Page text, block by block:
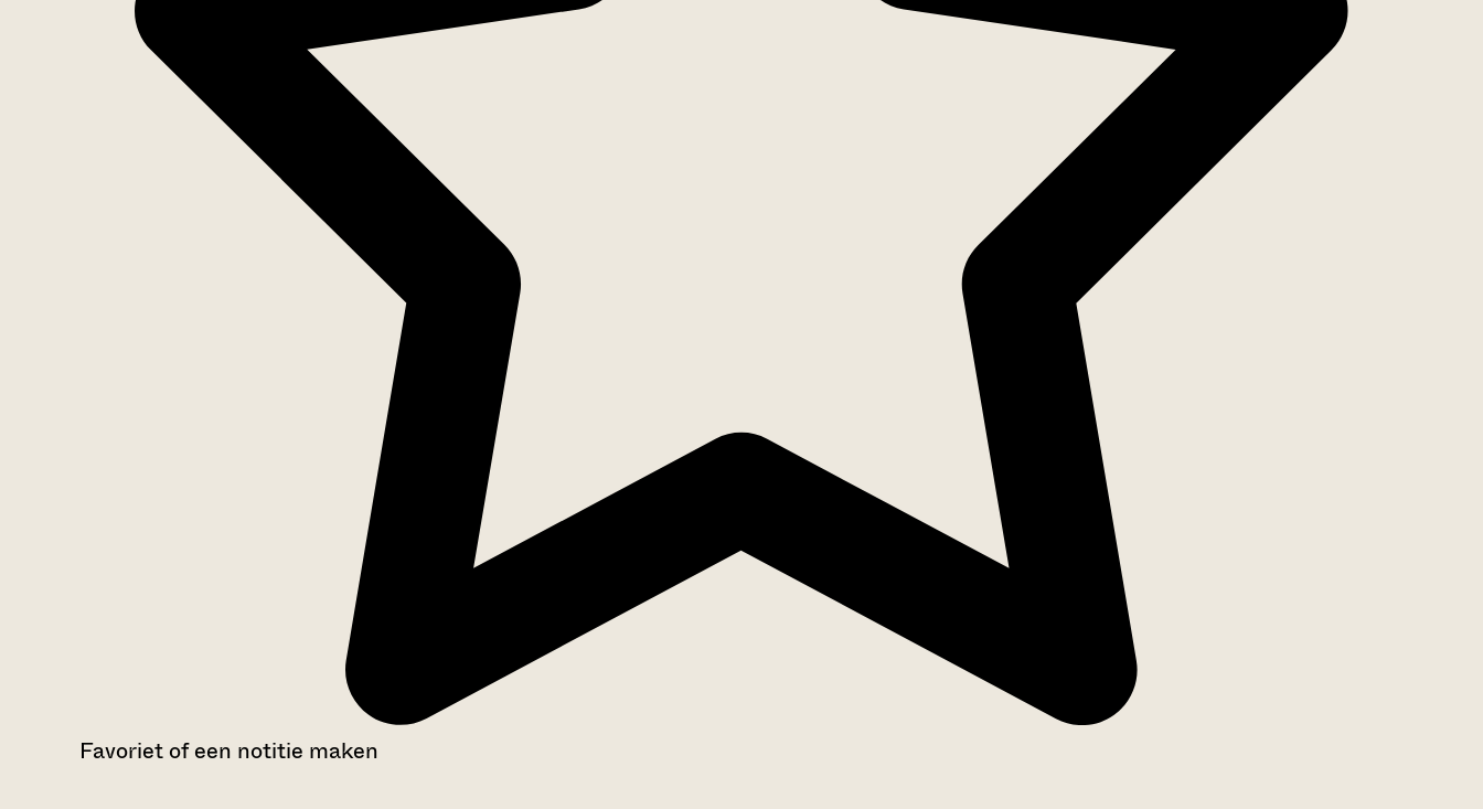
Favoriet of een notitie maken